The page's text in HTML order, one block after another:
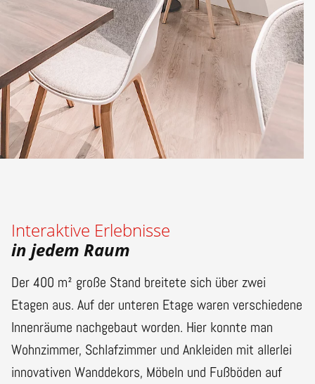
Interaktive Erlebnisse
in jedem Raum
Der 400 m² große Stand breitete sich über zwei
Etagen aus. Auf der unteren Etage waren verschiedene
Innenräume nachgebaut worden. Hier konnte man
Wohnzimmer, Schlafzimmer und Ankleiden mit allerlei
innovativen Wanddekors, Möbeln und Fußböden auf